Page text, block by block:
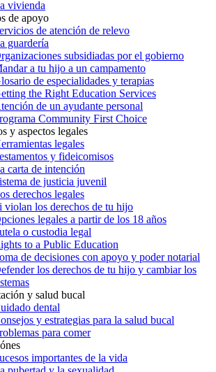
vivienda
de apoyo
de atención de relevo
guardería
subsidiadas por el gobierno
a tu hijo a un campamento
de especialidades y terapias
the Right Education Services
de un ayudante personal
Community First Choice
y aspectos legales
legales
y fideicomisos
carta de intención
de justicia juvenil
derechos legales
violan los derechos de tu hijo
legales a partir de los 18 años
o custodia legal
to a Public Education
de decisiones con apoyo y poder notarial
los derechos de tu hijo y cambiar los
y salud bucal
dental
y estrategias para la salud bucal
para comer
importantes de la vida